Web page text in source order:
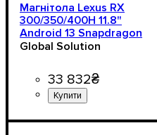
Магнітола Lexus RX
300/350/400H 11.8"
Android 13 Snapdragon
665
Global Solution
33 832₴